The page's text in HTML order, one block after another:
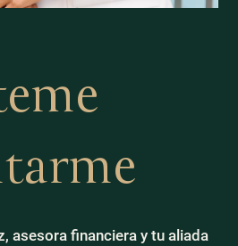
asesora financiera y tu aliada